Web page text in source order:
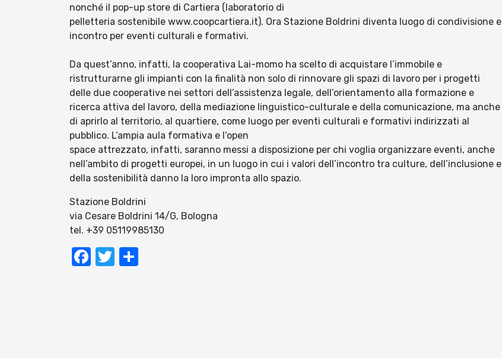
nonché il pop-up store di Cartiera (laboratorio di
pelletteria sostenibile www.coopcartiera.it). Ora Stazione Boldrini diventa luogo di condivisione e
incontro per eventi culturali e formativi.
Da quest’anno, infatti, la cooperativa Lai-momo ha scelto di acquistare l’immobile e
ristrutturarne gli impianti con la finalità non solo di rinnovare gli spazi di lavoro per i progetti
delle due cooperative nei settori dell’assistenza legale, dell’orientamento alla formazione e
ricerca attiva del lavoro, della mediazione linguistico-culturale e della comunicazione, ma anche
di aprirlo al territorio, al quartiere, come luogo per eventi culturali e formativi indirizzati al
pubblico. L’ampia aula formativa e l’open
space attrezzato, infatti, saranno messi a disposizione per chi voglia organizzare eventi, anche
nell’ambito di progetti europei, in un luogo in cui i valori dell’incontro tra culture, dell’inclusione e
della sostenibilità danno la loro impronta allo spazio.
Stazione Boldrini
via Cesare Boldrini 14/G, Bologna
tel. +39 05119985130
Facebook
Twitter